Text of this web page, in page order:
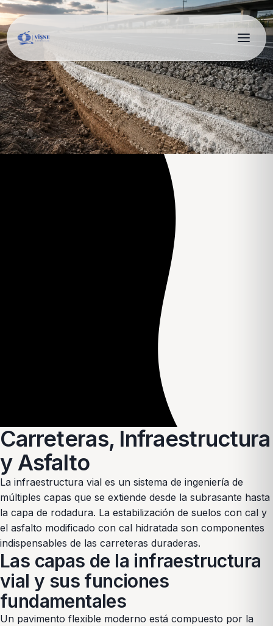
Carreteras, Infraestructura
y Asfalto
La infraestructura vial es un sistema de ingeniería de
múltiples capas que se extiende desde la subrasante hasta
la capa de rodadura. La estabilización de suelos con cal y
el asfalto modificado con cal hidratada son componentes
indispensables de las carreteras duraderas.
Las capas de la infraestructura
vial y sus funciones
fundamentales
Un pavimento flexible moderno está compuesto por la